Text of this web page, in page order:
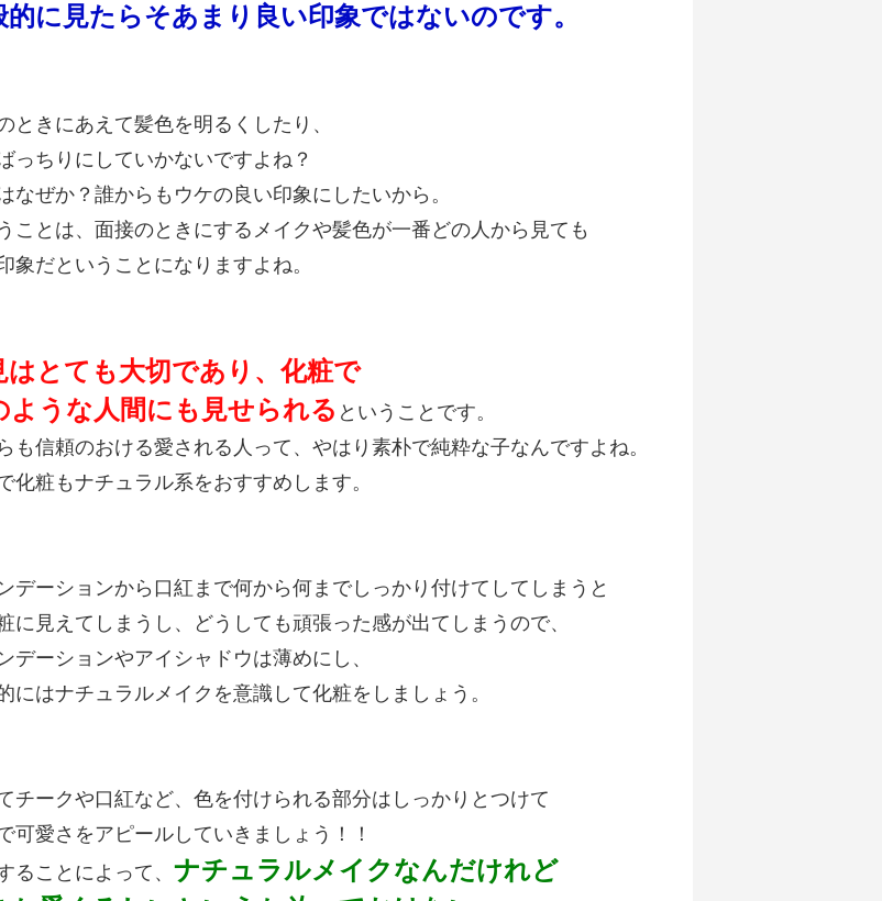
的に見たらそあまり良い印象ではないのです。
ときにあえて髪色を明るくしたり、
っちりにしていかないですよね？
なぜか？誰からもウケの良い印象にしたいから。
ことは、面接のときにするメイクや髪色が一番どの人から見ても
象だということになりますよね。
はとても大切であり、化粧で
ような人間にも見せられる ということです。
も信頼のおける愛される人って、やはり素朴で純粋な子なんですよね。
化粧もナチュラル系をおすすめします。
デーションから口紅まで何から何までしっかり付けてしてしまうと
に見えてしまうし、どうしても頑張った感が出てしまうので、
デーションやアイシャドウは薄めにし、
にはナチュラルメイクを意識して化粧をしましょう。
チークや口紅など、色を付けられる部分はしっかりとつけて
可愛さをアピールしていきましょう！！
ることによって、 ナチュラルメイクなんだけれど